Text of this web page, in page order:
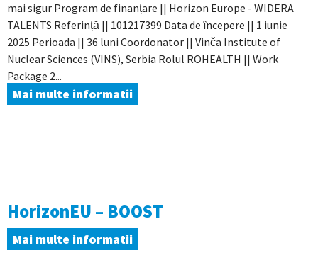
mai sigur Program de finanțare || Horizon Europe - WIDERA
TALENTS Referință || 101217399 Data de începere || 1 iunie
2025 Perioada || 36 luni Coordonator || Vinča Institute of
Nuclear Sciences (VINS), Serbia Rolul ROHEALTH || Work
Package 2...
Mai multe informatii
HorizonEU – BOOST
Mai multe informatii